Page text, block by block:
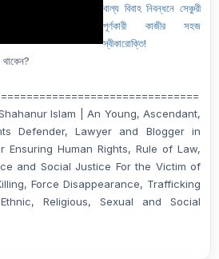
বাল্য বিবাহ নিবন্ধনে সেঞ্চুরী
পূর্ণকারী কাজীর সহজ
স্বীকারোক্তি!
থাকেন?
Islam | An Young, Ascendant,
Defender, Lawyer and Blogger in
Ensuring Human Rights, Rule of Law,
and Social Justice For the Victim of
Force Disappearance, Trafficking
Religious, Sexual and Social